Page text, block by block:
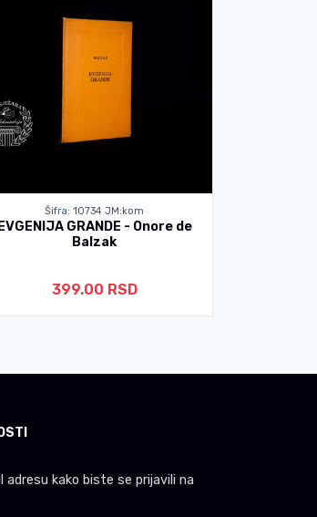
Šifra: 10734 JM:kom
EVGENIJA GRANDE - Onore de
Balzak
399.00 RSD
adresu kako biste se prijavili na